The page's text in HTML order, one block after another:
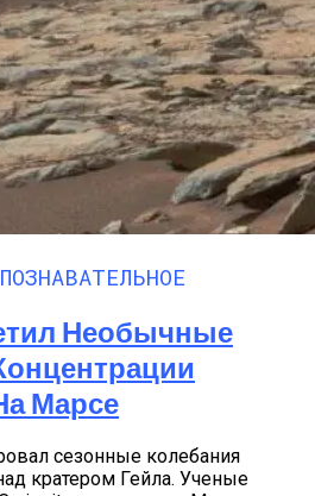
Необычные
Марсе
сезонные колебания
кратером Гейла. Ученые